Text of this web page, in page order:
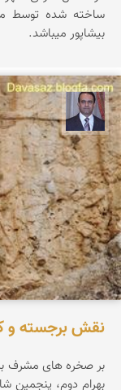
ساخته شده توسط
بیشاپور میباشد.
نادر چقاجردی
نقش برجسته و
بر صخره های مشرف
بهرام دوم، پنجمین